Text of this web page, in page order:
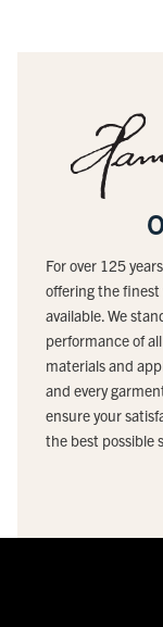
For over 125
offering the
available. We
performance of
materials and
and every
ensure your
the best possible